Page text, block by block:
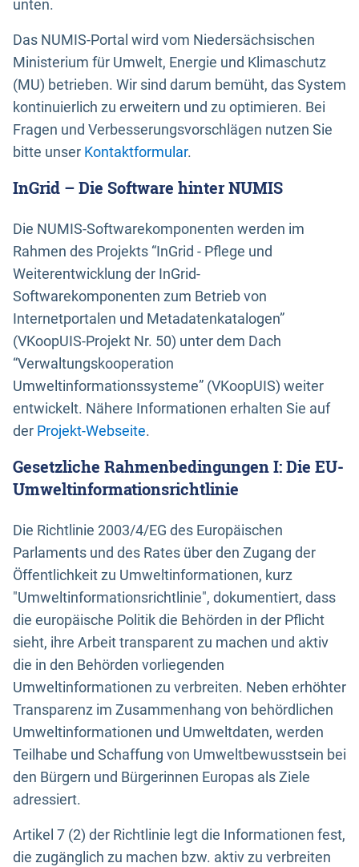
unten.
Das NUMIS-Portal wird vom Niedersächsischen
Ministerium für Umwelt, Energie und Klimaschutz
(MU) betrieben. Wir sind darum bemüht, das System
kontinuierlich zu erweitern und zu optimieren. Bei
Fragen und Verbesserungsvorschlägen nutzen Sie
bitte unser Kontaktformular.
InGrid – Die Software hinter NUMIS
Die NUMIS-Softwarekomponenten werden im
Rahmen des Projekts “InGrid - Pflege und
Weiterentwicklung der InGrid-
Softwarekomponenten zum Betrieb von
Internetportalen und Metadatenkatalogen”
(VKoopUIS-Projekt Nr. 50) unter dem Dach
“Verwaltungskooperation
Umweltinformationssysteme” (VKoopUIS) weiter
entwickelt. Nähere Informationen erhalten Sie auf
der Projekt-Webseite.
Gesetzliche Rahmenbedingungen I: Die EU-
Umweltinformationsrichtlinie
Die Richtlinie 2003/4/EG des Europäischen
Parlaments und des Rates über den Zugang der
Öffentlichkeit zu Umweltinformationen, kurz
"Umweltinformationsrichtlinie", dokumentiert, dass
die europäische Politik die Behörden in der Pflicht
sieht, ihre Arbeit transparent zu machen und aktiv
die in den Behörden vorliegenden
Umweltinformationen zu verbreiten. Neben erhöhter
Transparenz im Zusammenhang von behördlichen
Umweltinformationen und Umweltdaten, werden
Teilhabe und Schaffung von Umweltbewusstsein bei
den Bürgern und Bürgerinnen Europas als Ziele
adressiert.
Artikel 7 (2) der Richtlinie legt die Informationen fest,
die zugänglich zu machen bzw. aktiv zu verbreiten